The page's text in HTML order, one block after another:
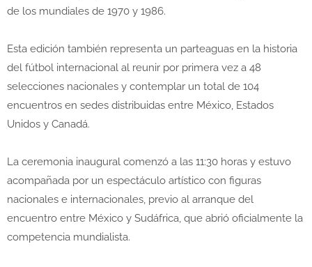
de los mundiales de 1970 y 1986.
Esta edición también representa un parteaguas en la historia
del fútbol internacional al reunir por primera vez a 48
selecciones nacionales y contemplar un total de 104
encuentros en sedes distribuidas entre México, Estados
Unidos y Canadá.
La ceremonia inaugural comenzó a las 11:30 horas y estuvo
acompañada por un espectáculo artístico con figuras
nacionales e internacionales, previo al arranque del
encuentro entre México y Sudáfrica, que abrió oficialmente la
competencia mundialista.